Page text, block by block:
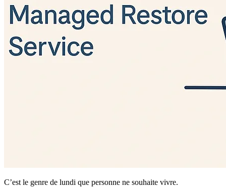
C’est le genre de lundi que personne ne souhaite vivre.